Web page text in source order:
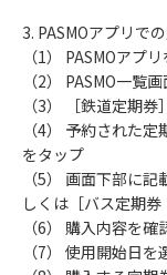
3. PASMOアプリで
（1） PASMOアプ
（2） PASMO一覧
（3） ［鉄道定期
（4） 予約された
をタップ
（5） 画面下部に
しくは［バス定期
（6） 購入内容を
（7） 使用開始日